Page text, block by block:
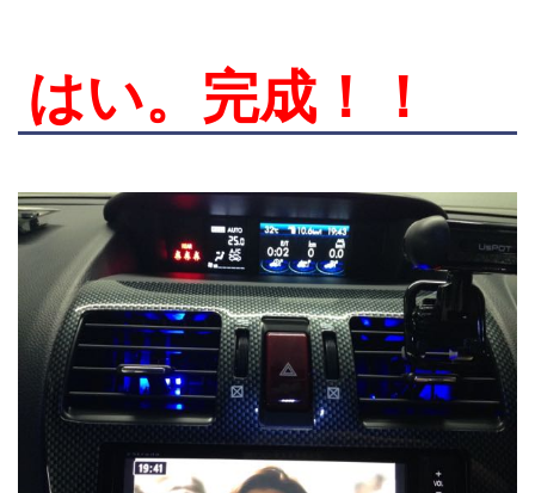
はい。完成！！